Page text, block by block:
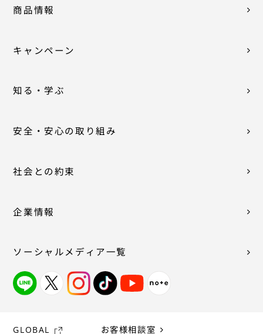
商品情報
キャンペーン
知る・学ぶ
安全・安心の取り組み
社会との約束
企業情報
ソーシャルメディア一覧
GLOBAL お客様相談室